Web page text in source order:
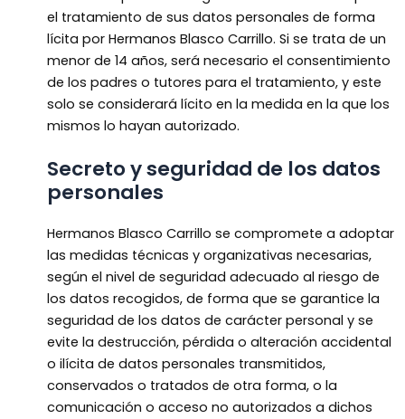
el tratamiento de sus datos personales de forma
lícita por Hermanos Blasco Carrillo. Si se trata de un
menor de 14 años, será necesario el consentimiento
de los padres o tutores para el tratamiento, y este
solo se considerará lícito en la medida en la que los
mismos lo hayan autorizado.
Secreto y seguridad de los datos
personales
Hermanos Blasco Carrillo se compromete a adoptar
las medidas técnicas y organizativas necesarias,
según el nivel de seguridad adecuado al riesgo de
los datos recogidos, de forma que se garantice la
seguridad de los datos de carácter personal y se
evite la destrucción, pérdida o alteración accidental
o ilícita de datos personales transmitidos,
conservados o tratados de otra forma, o la
comunicación o acceso no autorizados a dichos